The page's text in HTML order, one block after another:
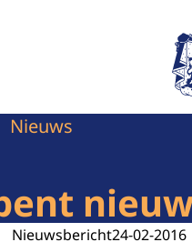
Nieuws
Nieuwsbericht24-02-